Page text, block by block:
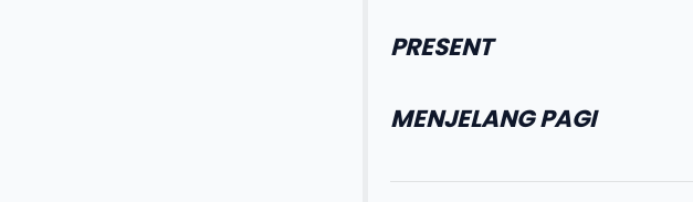
PRESENT
MENJELANG PAGI